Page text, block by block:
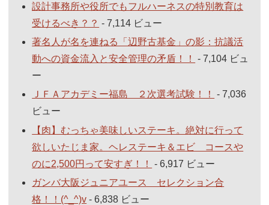
設計事務所や役所でもフルハーネスの特別教育は
受けるべき？？ - 7,114 ビュー
著名人が名を連ねる「辺野古基金」の影：抗議活
動への資金流入と安全管理の矛盾！！
- 7,104 ビュ
ー
ＪＦＡアカデミー福島 ２次選考試験！！
- 7,036
ビュー
【肉】むっちゃ美味しいステーキ。絶対に行って
欲しいたじま家。ヘレステーキ＆エビ コースや
のに2,500円って安すぎ！！
- 6,917 ビュー
ガンバ大阪ジュニアユース セレクション合
格！！(^_^)v - 6,838 ビュー